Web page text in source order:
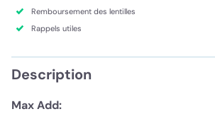
Remboursement des lentilles
Rappels utiles
Description
Max Add: